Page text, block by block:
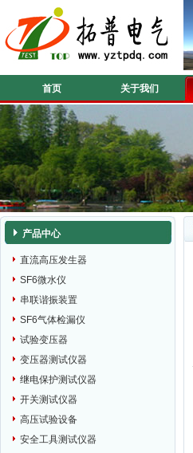
首页 关于我们
产品中心
直流高压发生器
SF6微水仪
串联谐振装置
SF6气体检漏仪
试验变压器
变压器测试仪器
继电保护测试仪器
开关测试仪器
高压试验设备
安全工具测试仪器